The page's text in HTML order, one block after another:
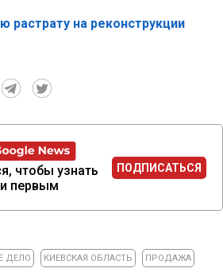
растрату на реконструкции
чтобы узнать
первым
ПОДПИСАТЬСЯ
ДЕЛО КИЕВСКАЯ ОБЛАСТЬ ПРОДАЖА